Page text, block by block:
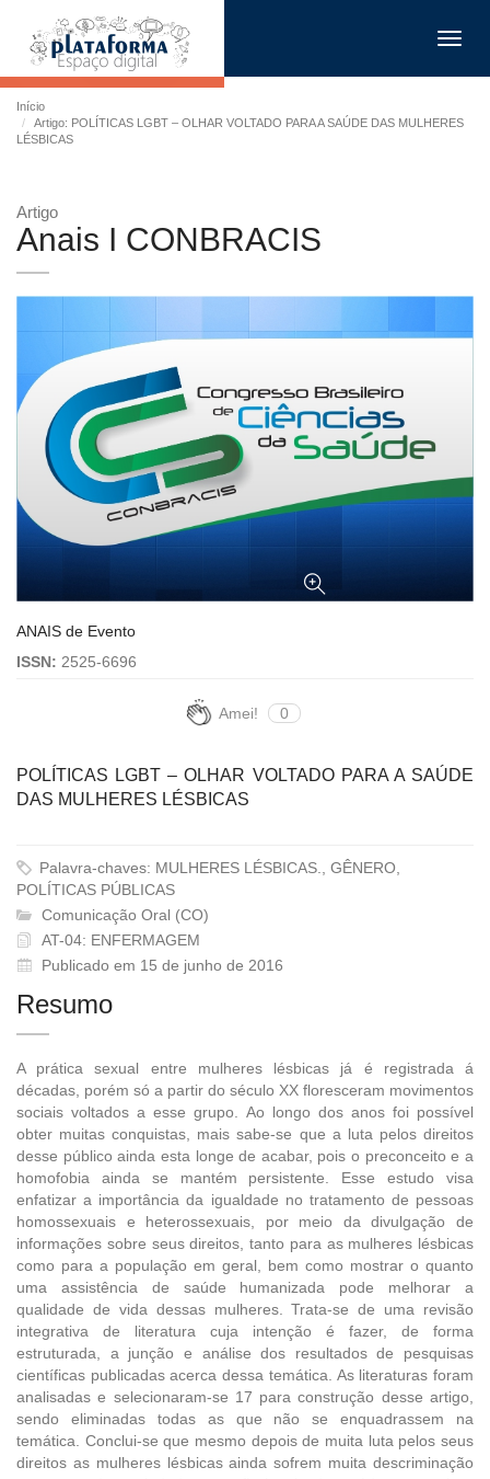
Início
Artigo: POLÍTICAS LGBT – OLHAR VOLTADO PARA A SAÚDE DAS MULHERES
LÉSBICAS
Artigo
Anais I CONBRACIS
ANAIS de Evento
ISSN: 2525-6696
Amei! 0
POLÍTICAS LGBT – OLHAR VOLTADO PARA A SAÚDE
DAS MULHERES LÉSBICAS
Palavra-chaves: MULHERES LÉSBICAS., GÊNERO,
POLÍTICAS PÚBLICAS
Comunicação Oral (CO)
AT-04: ENFERMAGEM
Publicado em 15 de junho de 2016
Resumo
A prática sexual entre mulheres lésbicas já é registrada á
décadas, porém só a partir do século XX floresceram movimentos
sociais voltados a esse grupo. Ao longo dos anos foi possível
obter muitas conquistas, mais sabe-se que a luta pelos direitos
desse público ainda esta longe de acabar, pois o preconceito e a
homofobia ainda se mantém persistente. Esse estudo visa
enfatizar a importância da igualdade no tratamento de pessoas
homossexuais e heterossexuais, por meio da divulgação de
informações sobre seus direitos, tanto para as mulheres lésbicas
como para a população em geral, bem como mostrar o quanto
uma assistência de saúde humanizada pode melhorar a
qualidade de vida dessas mulheres. Trata-se de uma revisão
integrativa de literatura cuja intenção é fazer, de forma
estruturada, a junção e análise dos resultados de pesquisas
científicas publicadas acerca dessa temática. As literaturas foram
analisadas e selecionaram-se 17 para construção desse artigo,
sendo eliminadas todas as que não se enquadrassem na
temática. Conclui-se que mesmo depois de muita luta pelos seus
direitos as mulheres lésbicas ainda sofrem muita descriminação